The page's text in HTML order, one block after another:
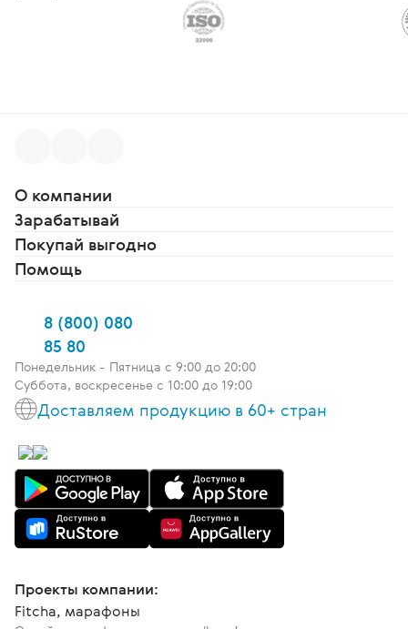
О компании
Зарабатывай
Покупай выгодно
Помощь
8 (800) 080
85 80
Понедельник - Пятница c 9:00 до 20:00
Суббота, воскресенье с 10:00 до 19:00
Доставляем продукцию в 60+ стран
Проекты компании:
Fitcha, марафоны